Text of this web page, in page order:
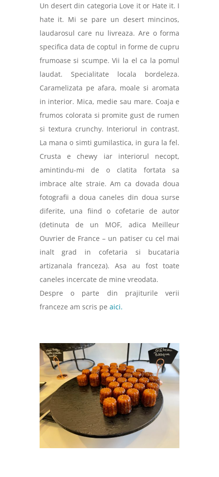
Un desert din categoria Love it or Hate it. I
hate it. Mi se pare un desert mincinos,
laudarosul care nu livreaza. Are o forma
specifica data de coptul in forme de cupru
frumoase si scumpe. Vii la el ca la pomul
laudat. Specialitate locala bordeleza.
Caramelizata pe afara, moale si aromata
in interior. Mica, medie sau mare. Coaja e
frumos colorata si promite gust de rumen
si textura crunchy. Interiorul in contrast.
La mana o simti gumilastica, in gura la fel.
Crusta e chewy iar interiorul necopt,
amintindu-mi de o clatita fortata sa
imbrace alte straie. Am ca dovada doua
fotografii a doua caneles din doua surse
diferite, una fiind o cofetarie de autor
(detinuta de un MOF, adica Meilleur
Ouvrier de France – un patiser cu cel mai
inalt grad in cofetaria si bucataria
artizanala franceza). Asa au fost toate
caneles incercate de mine vreodata.
Despre o parte din prajiturile verii
franceze am scris pe aici.